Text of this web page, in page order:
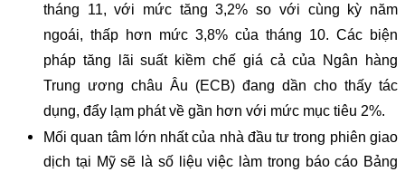
tháng 11, với mức tăng 3,2% so với cùng kỳ năm
ngoái, thấp hơn mức 3,8% của tháng 10. Các biện
pháp tăng lãi suất kiềm chế giá cả của Ngân hàng
Trung ương châu Âu (ECB) đang dần cho thấy tác
dụng, đẩy lạm phát về gần hơn với mức mục tiêu 2%.
Mối quan tâm lớn nhất của nhà đầu tư trong phiên giao
dịch tại Mỹ sẽ là số liệu việc làm trong báo cáo Bảng